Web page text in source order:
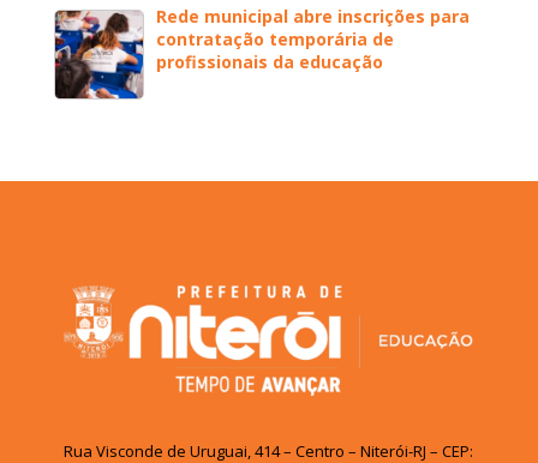
Rede municipal abre inscrições para
contratação temporária de
profissionais da educação
Rua Visconde de Uruguai, 414 – Centro – Niterói-RJ – CEP: